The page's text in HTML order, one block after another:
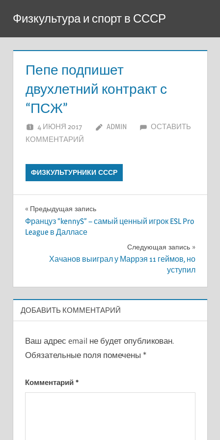
содержимому
Физкультура и спорт в СССР
Пепе подпишет
двухлетний контракт с
“ПСЖ”
4 ИЮНЯ 2017 ADMIN
ОСТАВИТЬ
КОММЕНТАРИЙ
ФИЗКУЛЬТУРНИКИ СССР
Навигация
по
Предыдущая запись
Француз “kennyS” – самый ценный игрок ESL Pro
League в Далласе
Следующая запись
Хачанов выиграл у Маррэя 11 геймов, но
уступил
ДОБАВИТЬ КОММЕНТАРИЙ
Ваш адрес email не будет опубликован.
Обязательные поля помечены *
Комментарий *